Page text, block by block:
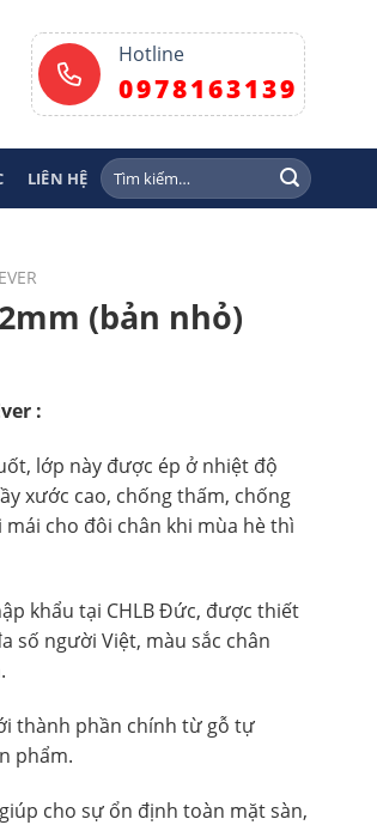
Hotline
0978163139
LIÊN HỆ
Tìm
kiếm:
(bản nhỏ)
:
lớp này được ép ở nhiệt độ
xước cao, chống thấm, chống
cho đôi chân khi mùa hè thì
khẩu tại CHLB Đức, được thiết
số người Việt, màu sắc chân
thành phần chính từ gỗ tự
phẩm.
cho sự ổn định toàn mặt sàn,